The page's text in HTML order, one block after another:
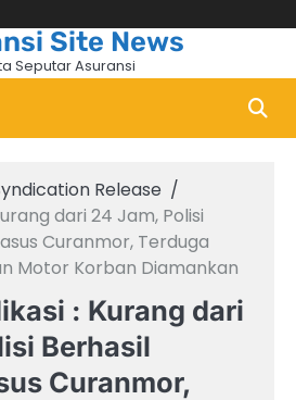
&
Site News
Seputar Asuransi
Release
dari 24 Jam, Polisi
Curanmor, Terduga
Motor Korban Diamankan
: Kurang dari
Berhasil
Curanmor,